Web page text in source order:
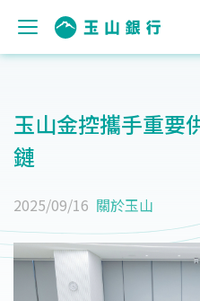
玉山金控攜手重要
鏈
2025/09/16 關於玉山